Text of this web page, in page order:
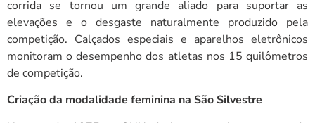
corrida se tornou um grande aliado para suportar as
elevações e o desgaste naturalmente produzido pela
competição. Calçados especiais e aparelhos eletrônicos
monitoram o desempenho dos atletas nos 15 quilômetros
de competição.
Criação da modalidade feminina na São Silvestre